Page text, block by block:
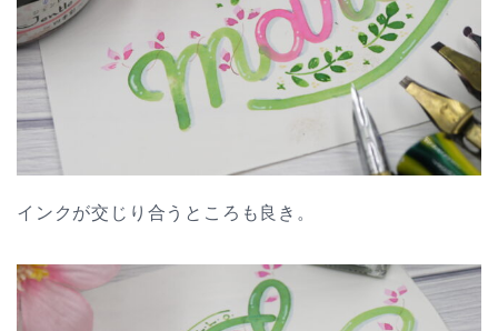
インクが交じり合うところも良き。